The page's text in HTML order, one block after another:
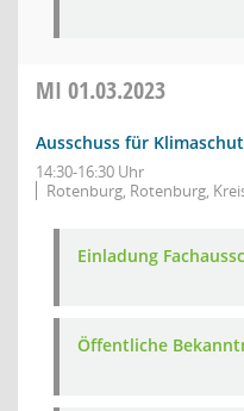
MI 01.03.2023
Ausschuss für
14:30-16:30 Uhr
Rotenburg, Rotenburg,
Einladung
Öffentliche